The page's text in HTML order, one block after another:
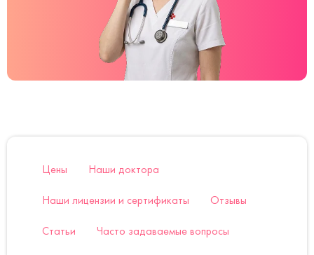
Цены Наши доктора
Наши лицензии и сертификаты Отзывы
Статьи Часто задаваемые вопросы